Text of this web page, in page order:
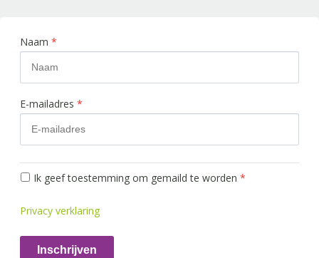
Naam *
E-mailadres *
Ik geef toestemming om gemaild te worden *
Privacy verklaring
Inschrijven